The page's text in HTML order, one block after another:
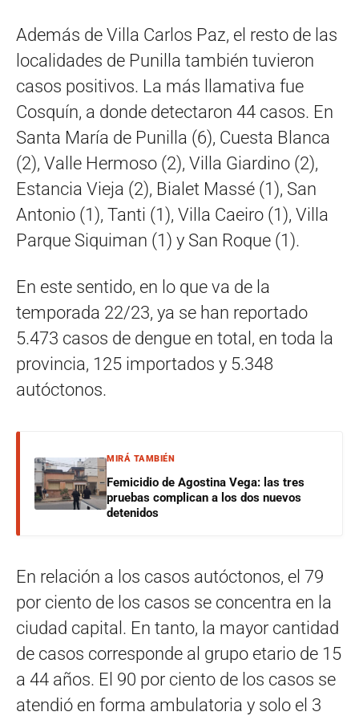
Además de Villa Carlos Paz, el resto de las
localidades de Punilla también tuvieron
casos positivos. La más llamativa fue
Cosquín, a donde detectaron 44 casos. En
Santa María de Punilla (6), Cuesta Blanca
(2), Valle Hermoso (2), Villa Giardino (2),
Estancia Vieja (2), Bialet Massé (1), San
Antonio (1), Tanti (1), Villa Caeiro (1), Villa
Parque Siquiman (1) y San Roque (1).
En este sentido, en lo que va de la
temporada 22/23, ya se han reportado
5.473 casos de dengue en total, en toda la
provincia, 125 importados y 5.348
autóctonos.
MIRÁ TAMBIÉN
Femicidio de Agostina Vega: las tres
pruebas complican a los dos nuevos
detenidos
En relación a los casos autóctonos, el 79
por ciento de los casos se concentra en la
ciudad capital. En tanto, la mayor cantidad
de casos corresponde al grupo etario de 15
a 44 años. El 90 por ciento de los casos se
atendió en forma ambulatoria y solo el 3